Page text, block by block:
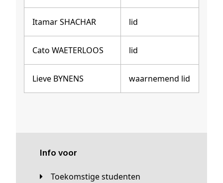
Itamar SHACHAR lid
Cato WAETERLOOS lid
Lieve BYNENS waarnemend lid
Info voor
Toekomstige studenten